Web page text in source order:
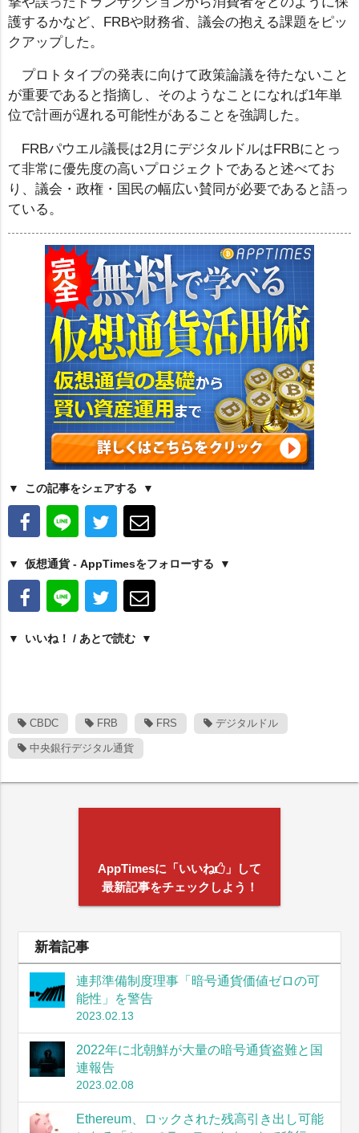
護するかなど、FRBや財務省、議会の抱える課題をピッ
クアップした。
プロトタイプの発表に向けて政策論議を待たないこと
が重要であると指摘し、そのようなことになれば1年単
位で計画が遅れる可能性があることを強調した。
FRBパウエル議長は2月にデジタルドルはFRBにとっ
て非常に優先度の高いプロジェクトであると述べてお
り、議会・政権・国民の幅広い賛同が必要であると語っ
ている。
この記事をシェアする
仮想通貨 - AppTimesをフォローする
いいね！ / あとで読む
CBDC FRB FRS デジタルドル
中央銀行デジタル通貨
AppTimesに「いいね
」して
最新記事をチェックしよう！
新着記事
連邦準備制度理事「暗号通貨価値ゼロの可
能性」を警告
2023.02.13
2022年に北朝鮮が大量の暗号通貨盗難と国
連報告
2023.02.08
Ethereum、ロックされた残高引き出し可能